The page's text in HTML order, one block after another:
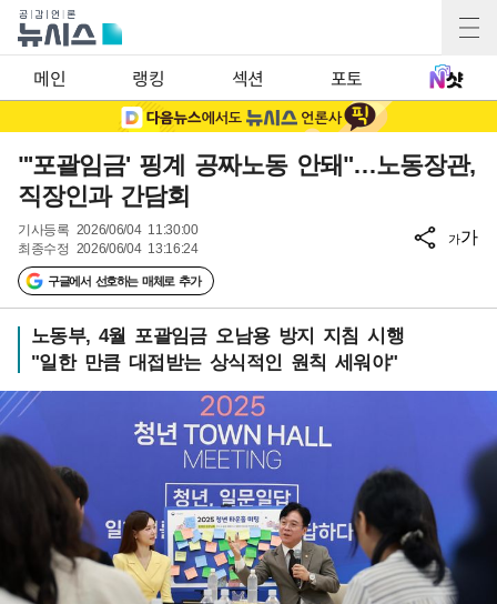
메인 랭킹 섹션 포토
"'포괄임금' 핑계 공짜노동 안돼"…노동장관,
직장인과 간담회
기사등록 2026/06/04 11:30:00
최종수정 2026/06/04 13:16:24
구글에서 선호하는 매체로 추가
가가
노동부, 4월 포괄임금 오남용 방지 지침 시행
"일한 만큼 대접받는 상식적인 원칙 세워야"